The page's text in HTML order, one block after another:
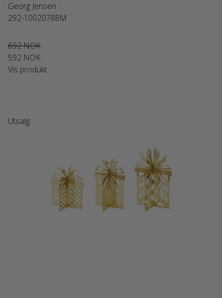
Georg Jensen
292-10020788M
692 NOK
592 NOK
Vis produkt
Utsalg